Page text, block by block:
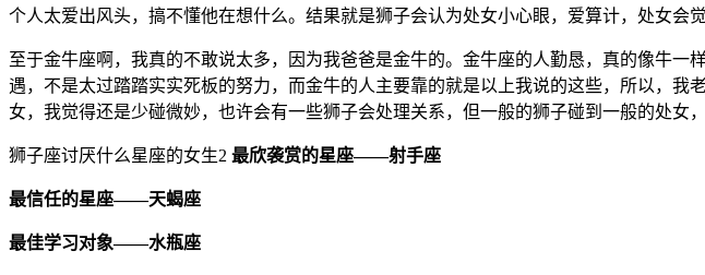
个人太爱出风头，搞不懂他在想什么。结果就是狮子会认为处女小心眼，爱算计，处女会
至于金牛座啊，我真的不敢说太多，因为我爸爸是金牛的。金牛座的人勤恳，真的像牛
遇，不是太过踏踏实实死板的努力，而金牛的人主要靠的就是以上我说的这些，所以，
女，我觉得还是少碰微妙，也许会有一些狮子会处理关系，但一般的狮子碰到一般的处女
狮子座讨厌什么星座的女生2 最欣袭赏的星座——射手座
最信任的星座——天蝎座
最佳学习对象——水瓶座